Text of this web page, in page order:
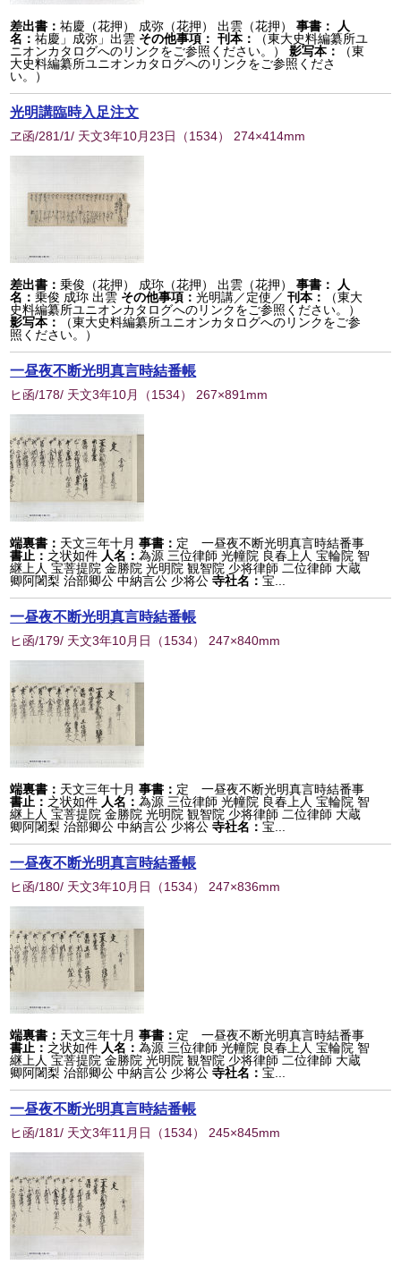
差出書：祐慶（花押） 成弥（花押） 出雲（花押） 事書：
人
名：祐慶」成弥」出雲 その他事項： 刊本：
（東大史料編纂所ユ
ニオンカタログへのリンクをご参照ください。）
影写本：
（東
大史料編纂所ユニオンカタログへのリンクをご参照くださ
い。）
光明講臨時入足注文
ヱ函/281/1/ 天文3年10月23日 （1534） 274×414mm
差出書：乗俊（花押） 成珎（花押） 出雲（花押） 事書：
人
名：乗俊 成珎 出雲 その他事項：光明講／定使／刊本：
（東大
史料編纂所ユニオンカタログへのリンクをご参照ください。）
影写本：
（東大史料編纂所ユニオンカタログへのリンクをご参
照ください。）
一昼夜不断光明真言時結番帳
ヒ函/178/ 天文3年10月 （1534） 267×891mm
端裏書： 天文三年十月 事書： 定 一昼夜不断光明真言時結番事
書止： 之状如件 人名：為源 三位律師 光幢院 良春上人 宝輪院 智
継上人 宝菩提院 金勝院 光明院 観智院 少将律師 二位律師 大蔵
卿阿闍梨 治部卿公 中納言公 少将公 寺社名：宝...
一昼夜不断光明真言時結番帳
ヒ函/179/ 天文3年10月日 （1534） 247×840mm
端裏書： 天文三年十月 事書： 定 一昼夜不断光明真言時結番事
書止： 之状如件 人名：為源 三位律師 光幢院 良春上人 宝輪院 智
継上人 宝菩提院 金勝院 光明院 観智院 少将律師 二位律師 大蔵
卿阿闍梨 治部卿公 中納言公 少将公 寺社名：宝...
一昼夜不断光明真言時結番帳
ヒ函/180/ 天文3年10月日 （1534） 247×836mm
端裏書： 天文三年十月 事書： 定 一昼夜不断光明真言時結番事
書止： 之状如件 人名：為源 三位律師 光幢院 良春上人 宝輪院 智
継上人 宝菩提院 金勝院 光明院 観智院 少将律師 二位律師 大蔵
卿阿闍梨 治部卿公 中納言公 少将公 寺社名：宝...
一昼夜不断光明真言時結番帳
ヒ函/181/ 天文3年11月日 （1534） 245×845mm